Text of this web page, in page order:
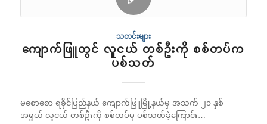
သတင်းများ
ကျောက်ဖြူတွင် လူငယ် တစ်ဦးကို စစ်တပ်က
ပစ်သတ်
မစောစော ရခိုင်ပြည်နယ် ကျောက်ဖြူမြို့နယ်မှ အသက် ၂၁ နှစ်
အရွယ် လူငယ် တစ်ဦးကို စစ်တပ်မှ ပစ်သတ်ခဲ့ကြောင်း…